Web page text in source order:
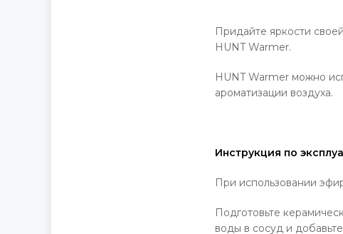
Придайте яркости
HUNT Warmer.
HUNT Warmer можно
ароматизации воздуха.
Инструкция по
При использовании
Подготовьте
воды в сосуд и